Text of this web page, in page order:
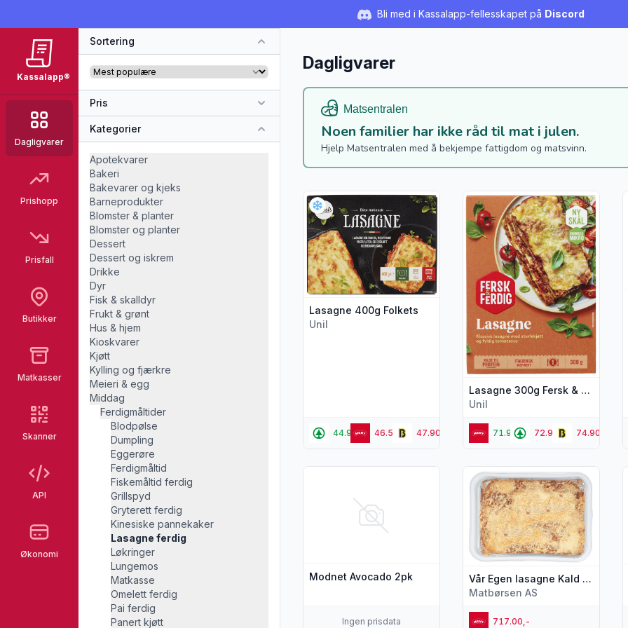
Bli med i Kassalapp-fellesskapet på Discord
Kassalapp®
Dagligvarer
Prishopp
Prisfall
Butikker
Matkasser
Skanner
API
Økonomi
Sortering
Pris
Kategorier
Apotekvarer
Bakeri
Bakevarer og kjeks
Barneprodukter
Blomster & planter
Blomster og planter
Dessert
Dessert og iskrem
Drikke
Dyr
Fisk & skalldyr
Frukt & grønt
Hus & hjem
Kioskvarer
Kjøtt
Kylling og fjærkre
Meieri & egg
Middag
Ferdigmåltider
Blodpølse
Dumpling
Eggerøre
Ferdigmåltid
Fiskemåltid ferdig
Grillspyd
Gryterett ferdig
Kinesiske pannekaker
Lasagne ferdig
Løkringer
Lungemos
Matkasse
Omelett ferdig
Pai ferdig
Panert kjøtt
Dagligvarer
Noen familier har ikke råd til mat i julen.
Hjelp Matsentralen med å bekjempe fattigdom og matsvinn.
Lasagne 400g Folkets
Unil
44.90,- 46.50,- 47.90,-
Vis flere detaljer for produktet "Lasagne 400g Folkets"
Lasagne 300g Fersk & Ferdig
Unil
71.90,- 72.90,- 74.90,-
Vis flere detaljer for produktet
Modnet Avocado 2pk
Ingen prisdata
Vis flere detaljer for produktet "Modnet Avocado 2pk"
Vår Egen lasagne Kald ca 3 kg
Matbørsen AS
717.00,-
Vis flere detaljer for produktet